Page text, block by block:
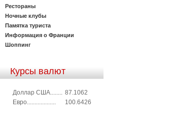
Рестораны
Ночные клубы
Памятка туриста
Информация о Франции
Шоппинг
Курсы валют
Доллар США........ 87.1062
Евро...................
100.6426